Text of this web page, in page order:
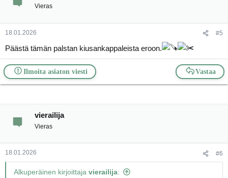
Vieras
18.01.2026 #5
Päästä tämän palstan kiusankappaleista eroon.
Vastaa
Ilmoita asiaton viesti
vierailija
Vieras
18.01.2026 #6
Alkuperäinen kirjoittaja vierailija: